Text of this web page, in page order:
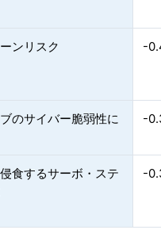
ンリスク -
のサイバー脆弱性に
-
食するサーボ・ステ
-